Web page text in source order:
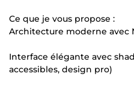
Ce que je vous propose :
Architecture moderne avec
Interface élégante avec
accessibles, design pro)